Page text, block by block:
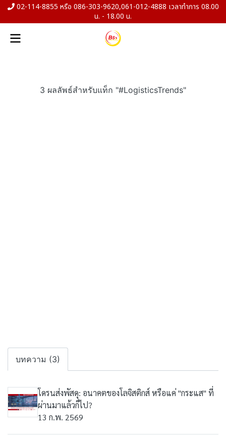
02-114-8855 หรือ 086-303-9620,061-012-4888 เวลาทำการ 08.00
น. - 18.00 น.
3 ผลลัพธ์สำหรับแท็ก "#LogisticsTrends"
บทความ (3)
โดรนส่งพัสดุ: อนาคตของโลจิสติกส์ หรือแค่ "กระแส" ที่
ผ่านมาแล้วก็ไป?
13 ก.พ. 2569